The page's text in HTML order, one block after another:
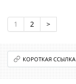
1 2 >
КОРОТКАЯ ССЫЛКА